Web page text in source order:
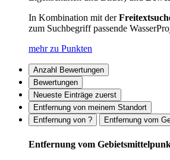
In Kombination mit der
zum Suchbegriff passende
mehr zu Punkten
Anzahl Bewertungen
Bewertungen
Neueste Einträge zuerst
Entfernung von meinem Standort
Entfernung von ?
Entfernung vom
Entfernung vom